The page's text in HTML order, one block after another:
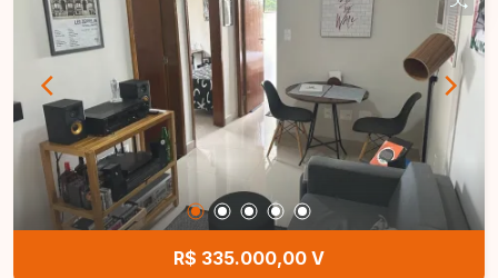
R$ 335.000,00 V